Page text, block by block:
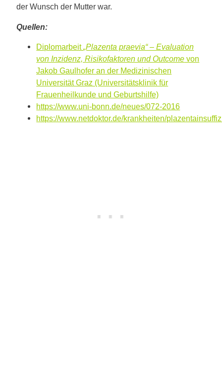
der Wunsch der Mutter war.
Quellen:
Diplomarbeit„Plazenta praevia“ – Evaluation
von Inzidenz, Risikofaktoren und Outcome von
Jakob Gaulhofer an der Medizinischen
Universität Graz (Universitätsklinik für
Frauenheilkunde und Geburtshilfe)
https://www.uni-bonn.de/neues/072-2016
https://www.netdoktor.de/krankheiten/